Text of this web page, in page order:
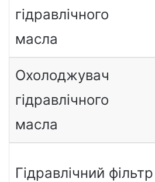
гідравлічного
масла
Охолоджувач
гідравлічного
масла
Гідравлічний фільтр